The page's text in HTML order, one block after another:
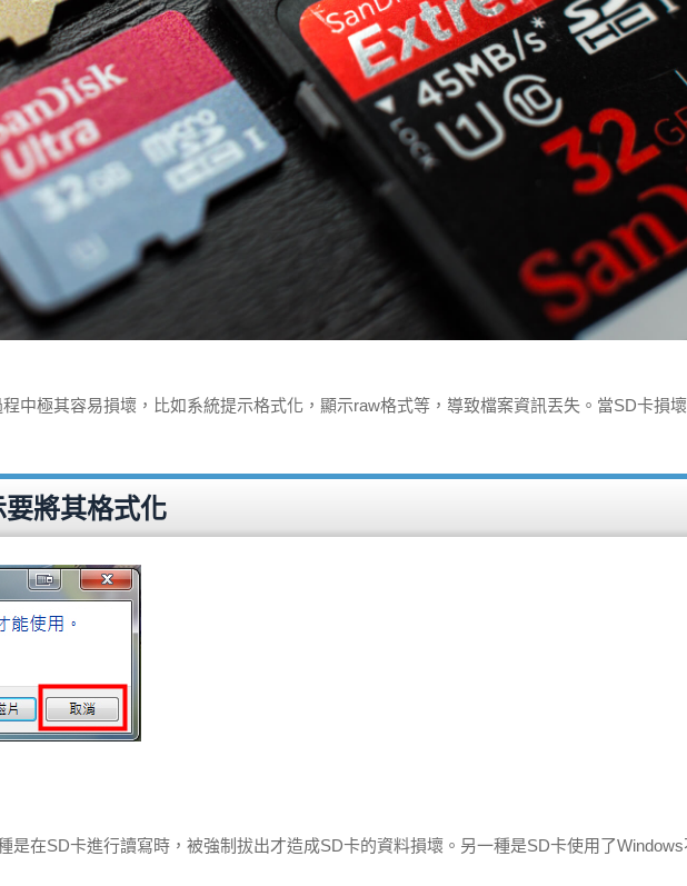
中極其容易損壞，比如系統提示格式化，顯示raw格式等，導致檔案資訊丟失。當SD卡損
將其格式化
是在SD卡進行讀寫時，被強制拔出才造成SD卡的資料損壞。另一種是SD卡使用了